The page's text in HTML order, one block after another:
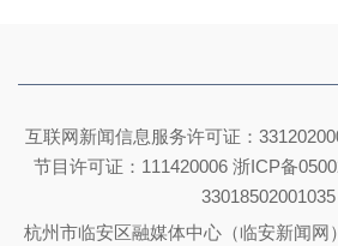
互联网新闻信息服务许可证：
节目许可证：111420006 浙ICP备
33018502001035
杭州市临安区融媒体中心（临安新闻网